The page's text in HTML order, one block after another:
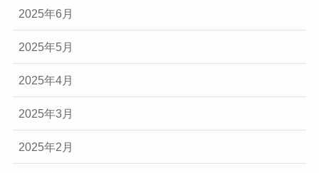
2025年6月
2025年5月
2025年4月
2025年3月
2025年2月